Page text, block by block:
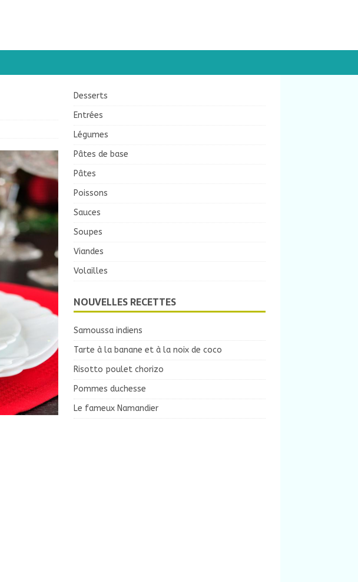
Desserts
Entrées
Légumes
Pâtes de base
Pâtes
Poissons
Sauces
Soupes
Viandes
Volailles
NOUVELLES RECETTES
Samoussa indiens
Tarte à la banane et à la noix de coco
Risotto poulet chorizo
Pommes duchesse
Le fameux Namandier